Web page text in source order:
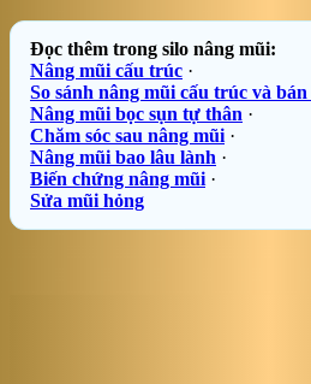
Đọc thêm trong silo nâng mũi:
Nâng mũi cấu trúc ·
So sánh nâng mũi cấu trúc và
Nâng mũi bọc sụn tự thân ·
Chăm sóc sau nâng mũi ·
Nâng mũi bao lâu lành ·
Biến chứng nâng mũi ·
Sửa mũi hỏng